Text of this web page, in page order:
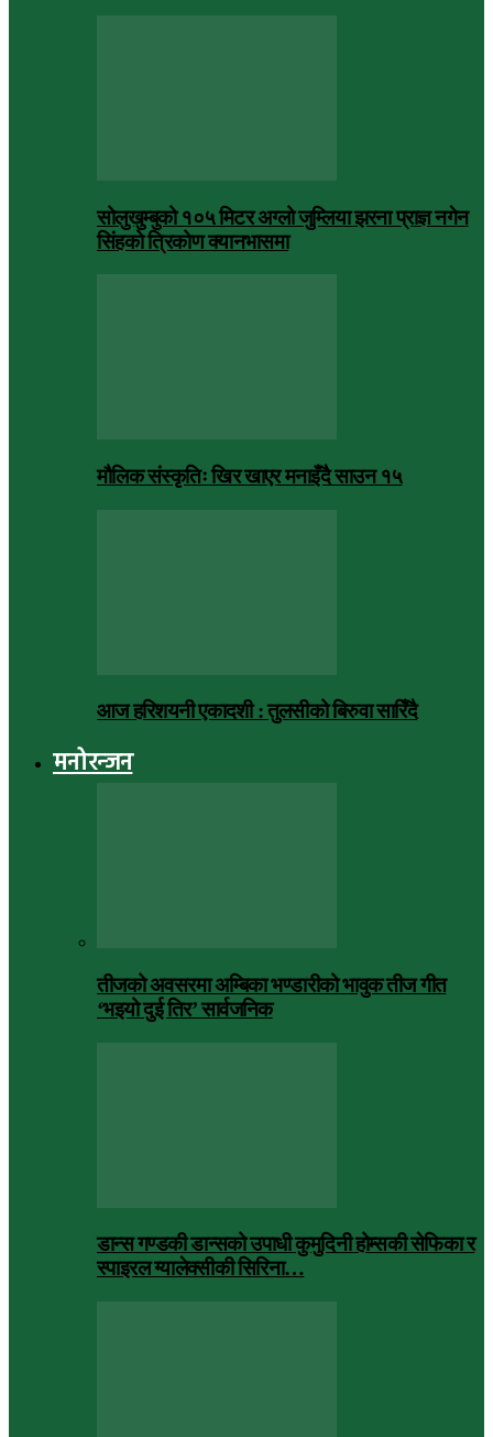
सोलुखुम्बुको १०५ मिटर अग्लो जुम्लिया झरना प्राज्ञ नगेन
सिंहको त्रिकोण क्यानभासमा
मौलिक संस्कृतिः खिर खाएर मनाइँदै साउन १५
आज हरिशयनी एकादशी : तुलसीको बिरुवा सारिँदै
मनोरन्जन
तीजको अवसरमा अम्बिका भण्डारीको भावुक तीज गीत
‘भइयो दुई तिर’ सार्वजनिक
डान्स गण्डकी डान्सको उपाधी कुमुदिनी होम्सकी सेफिका र
स्पाइरल ग्यालेक्सीकी सिरिना…